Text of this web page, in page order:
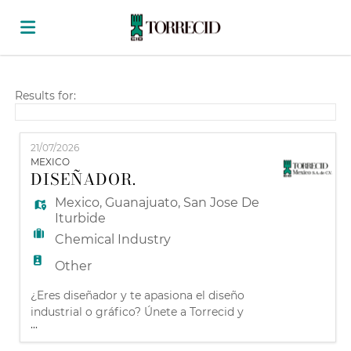
Job
list
Upload
your
CV
Login
Language
Results for:
21/07/2026
MEXICO
DISEÑADOR.
Mexico, Guanajuato, San Jose De
Iturbide
Chemical Industry
Other
¿Eres diseñador y te apasiona el diseño
industrial o gráfico? Únete a Torrecid y
desarrolla tu talento en una empresa
multinacional. ¡Este es tu momento!
...